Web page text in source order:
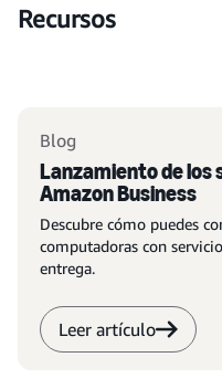
Recursos
Blog
Lanzamiento de
Amazon Business
Descubre cómo puedes
computadoras con
entrega.
Leer artículo